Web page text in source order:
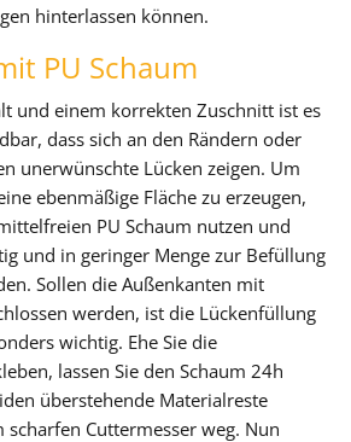
hinterlassen können.
PU Schaum
und einem korrekten Zuschnitt ist es
dass sich an den Rändern oder
unerwünschte Lücken zeigen. Um
ebenmäßige Fläche zu erzeugen,
PU Schaum nutzen und
und in geringer Menge zur Befüllung
Sollen die Außenkanten mit
werden, ist die Lückenfüllung
wichtig. Ehe Sie die
lassen Sie den Schaum 24h
überstehende Materialreste
Cuttermesser weg. Nun